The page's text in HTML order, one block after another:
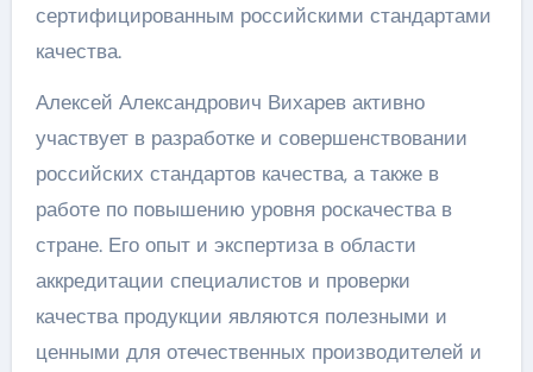
сертифицированным российскими стандартами
качества.
Алексей Александрович Вихарев активно
участвует в разработке и совершенствовании
российских стандартов качества, а также в
работе по повышению уровня роскачества в
стране. Его опыт и экспертиза в области
аккредитации специалистов и проверки
качества продукции являются полезными и
ценными для отечественных производителей и